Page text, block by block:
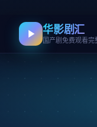
华影剧汇
国产剧免费观看完